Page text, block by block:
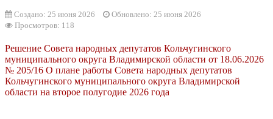
Создано: 25 июня 2026
Обновлено: 25 июня 2026
Просмотров: 118
Решение Совета народных депутатов Кольчугинского
муниципального округа Владимирской области от 18.06.2026
№ 205/16 О плане работы Совета народных депутатов
Кольчугинского муниципального округа Владимирской
области на второе полугодие 2026 года